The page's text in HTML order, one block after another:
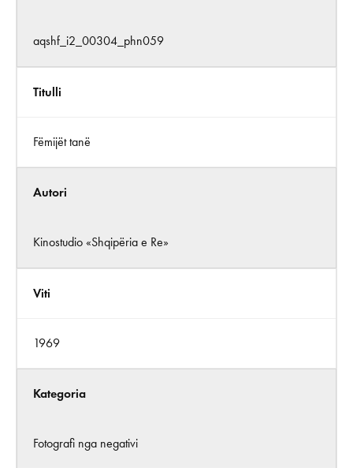
aqshf_i2_00304_phn059
Titulli
Fëmijët tanë
Autori
Kinostudio «Shqipëria e Re»
Viti
1969
Kategoria
Fotografi nga negativi